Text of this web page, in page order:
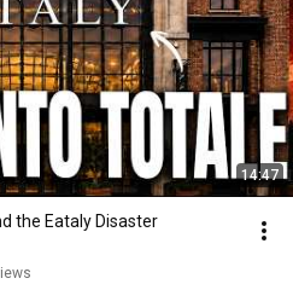
14:47
the Eataly Disaster